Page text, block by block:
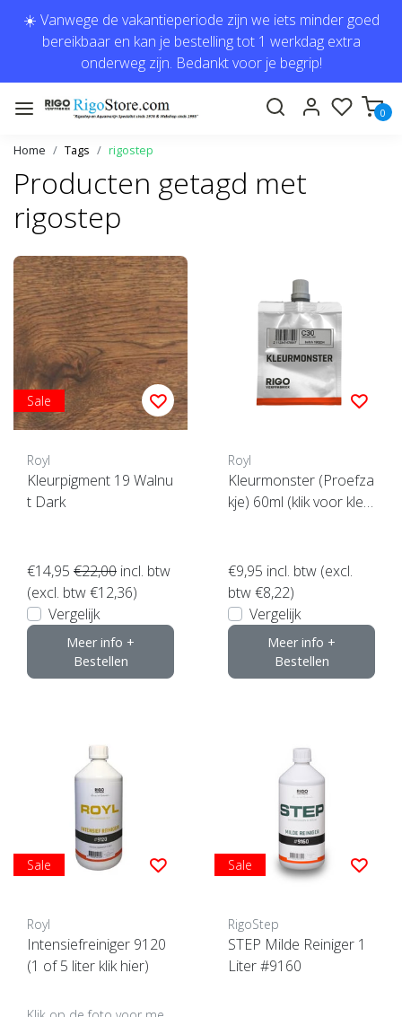
☀️ Vanwege de vakantieperiode zijn we iets minder goed
bereikbaar en kan je bestelling tot 1 werkdag extra
onderweg zijn. Bedankt voor je begrip!
0
Home Tags rigostep
Producten getagd met
rigostep
Sale
Royl
Kleurpigment 19 Walnu
t Dark
€14,95 €22,00 incl. btw
(excl. btw €12,36)
Vergelijk
Meer info +
Bestellen
Royl
Kleurmonster (Proefza
kje) 60ml (klik voor kleu
€9,95 incl. btw (excl.
btw €8,22)
Vergelijk
Meer info +
Bestellen
Sale
Royl
Intensiefreiniger 9120
(1 of 5 liter klik hier)
Sale
RigoStep
STEP Milde Reiniger 1
Liter #9160